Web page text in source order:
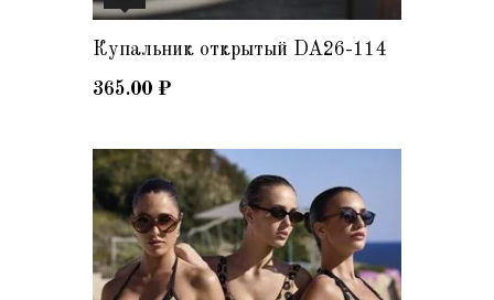
Купальник открытый DA26-114
365.00 ₽